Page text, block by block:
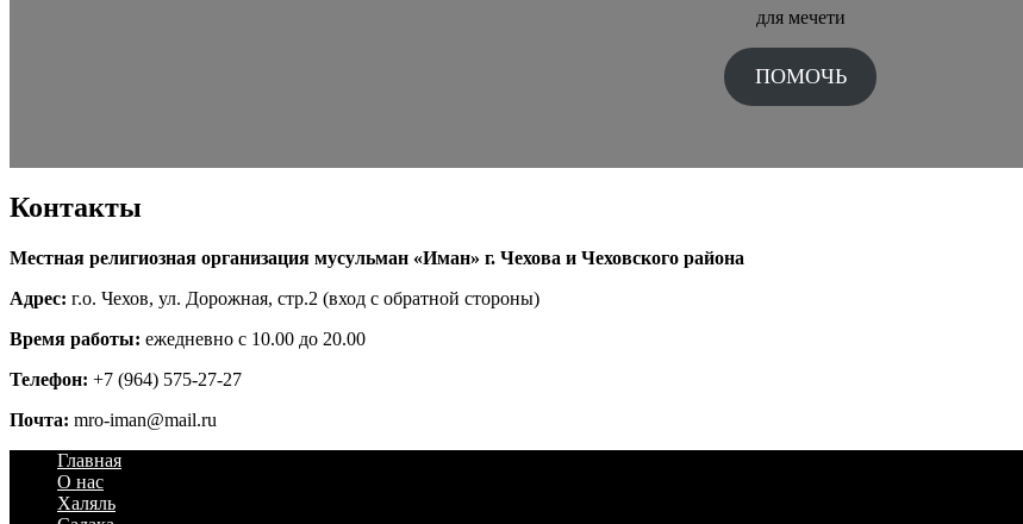
для мечети
ПОМОЧЬ
Контакты
Местная религиозная организация мусульман «Иман» г. Чехова и Чеховского района
Адрес: г.о. Чехов, ул. Дорожная, стр.2 (вход с обратной стороны)
Время работы: ежедневно с 10.00 до 20.00
Телефон: +7 (964) 575-27-27
Почта: mro-iman@mail.ru
Главная
О нас
Халяль